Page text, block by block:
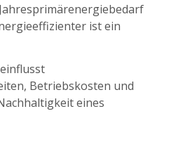
ist ein
Betriebskosten und
eines